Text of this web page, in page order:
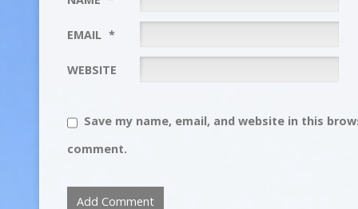
EMAIL *
WEBSITE
Save my name, email, and website in this
comment.